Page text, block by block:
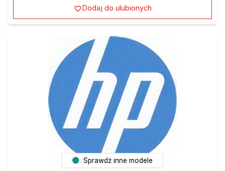
Dodaj do ulubionych
Sprawdź inne modele